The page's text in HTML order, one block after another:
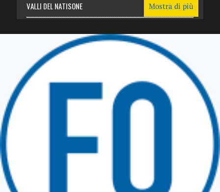
VALLI DEL NATISONE
TRICESIMO
TARCENTO
GEMONA DEL FRIULI
Mostra di più